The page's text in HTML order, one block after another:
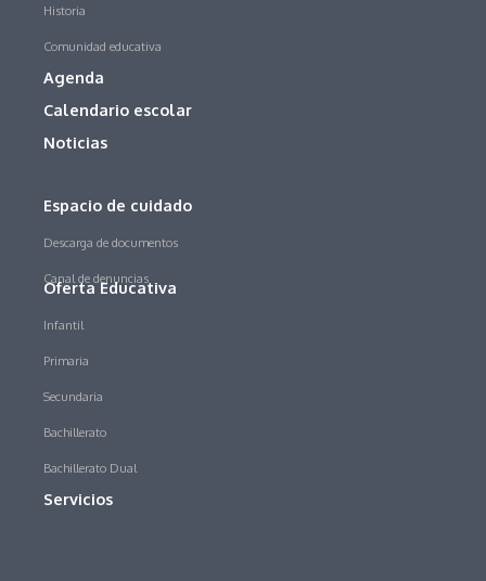
Historia
Comunidad educativa
Agenda
Calendario escolar
Noticias
Espacio de cuidado
Descarga de documentos
Canal de denuncias
Oferta Educativa
Infantil
Primaria
Secundaria
Bachillerato
Bachillerato Dual
Servicios